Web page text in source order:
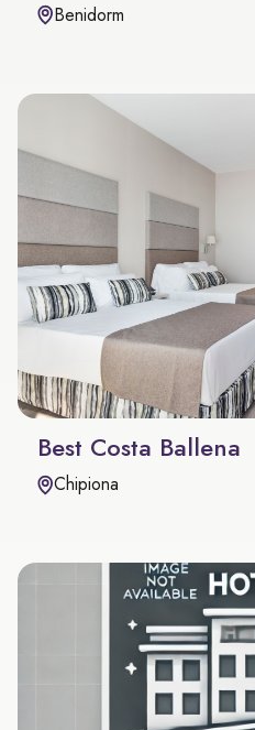
Benidorm
Best Costa Ballena
Chipiona